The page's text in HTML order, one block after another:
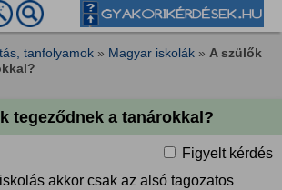
tanfolyamok » Magyar iskolák » A szülők
tegeződnek a tanárokkal?
Figyelt kérdés
akkor csak az alsó tagozatos